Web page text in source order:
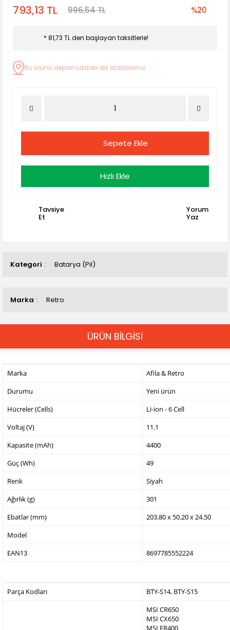
Kategori Batarya (Pil)
Marka Retro
793,13 TL 996,54 TL %20
* 81,73 TL den başlayan taksitlerle!
Bu ürünü depomuzdan da alabilirsiniz.
Sepete Ekle
Hızlı Ekle
Tavsiye
Et
Yorum
Yaz
ÜRÜN BİLGİSİ
Marka
Afila & Retro
Durumu
Yeni ürün
Hücreler (Cells)
Li-ion - 6 Cell
Voltaj (V)
11.1
Kapasite (mAh)
4400
Güç (Wh)
49
Renk
Siyah
Ağırlık (g)
301
Ebatlar (mm)
203.80 x 50.20 x 24.50
Model
EAN13
8697785552224
Parça Kodları BTY-S14, BTY-S15
MSI CR650
MSI CX650
MSI FR400